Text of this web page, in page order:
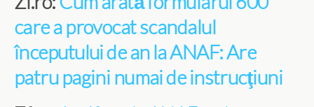
care a provocat scandalul
începutului de an la ANAF: Are
patru pagini numai de instrucţiuni